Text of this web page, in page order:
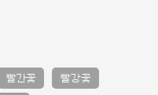
빨간꽃 빨강꽃